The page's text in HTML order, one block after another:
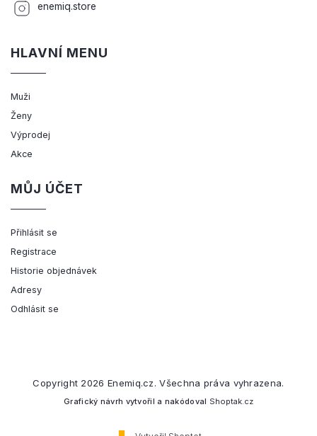
enemiq.store
HLAVNÍ MENU
Muži
Ženy
Výprodej
Akce
MŮJ ÚČET
Přihlásit se
Registrace
Historie objednávek
Adresy
Odhlásit se
Copyright 2026 Enemiq.cz. Všechna práva vyhrazena.
Grafický návrh vytvořil a nakódoval Shoptak.cz